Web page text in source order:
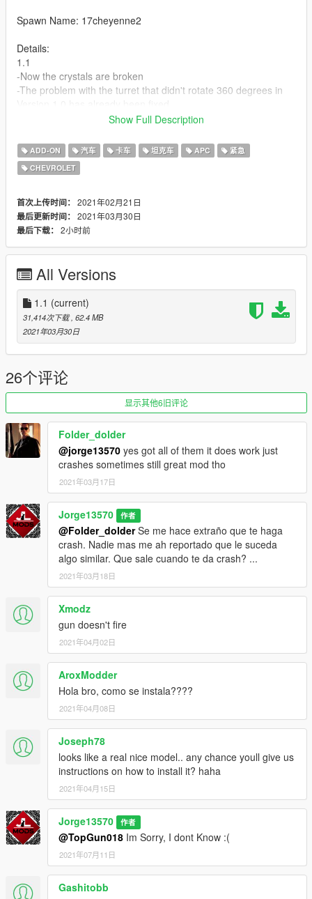
Spawn Name: 17cheyenne2
Details:
1.1
-Now the crystals are broken
-The problem with the turret that didn't rotate 360 degrees in
-If you have Peds companions, they may struggle a bit to climb
all the available slots to mount the vehicle, be patient and move
the car to facilitate the climb
have not been able to find, the car does not. It just rotates
about 120 ° forward, but it does shoot.
-Has good operation and conduction
-9 Slots available to mount on the car
Any errors/failures Please notify us to find a solution
(Vehicle will likely be updated as the corresponding errors are
found)
Vehicle modified by: JL Mods
(Vehicle Model Base): https://www.lcpdfr.com/files/file/22310-
2017-chevrolet-silverado-1500/
My name is Jorge, it is a hobby for me to replicate / modify
vehicles mostly of Mexican representation. I'll be launching
more vehicles soon.
You're interested in contacting me: You can get into my
discord, where you can find some of the vehicles I've made.
-Discord: discord.gg/vupsZcC
-MFK Sentinel User -6621
(JL MODS)
Show Full Description
ADD-ON 汽车 卡车 坦克车 APC
紧急
CHEVROLET
首次上传时间： 2021年02月21日
最后更新时间： 2021年03月30日
最后下载： 2小时前
All Versions
1.1 (current)
31,414次下载 , 62.4 MB
2021年03月30日
26个评论
显示其他6旧评论
Folder_dolder
@jorge13570 yes got all of them it does work just
crashes sometimes still great mod tho
2021年03月17日
Jorge13570 作者
@Folder_dolderSe me hace extraño que te haga
crash. Nadie mas me ah reportado que le suceda
algo similar. Que sale cuando te da crash? ...
2021年03月18日
Xmodz
gun doesn't fire
2021年04月02日
AroxModder
Hola bro, como se instala????
2021年04月08日
Joseph78
looks like a real nice model.. any chance youll give us
instructions on how to install it? haha
2021年04月15日
Jorge13570 作者
@TopGun018 Im Sorry, I dont Know :(
2021年07月11日
Gashitobb